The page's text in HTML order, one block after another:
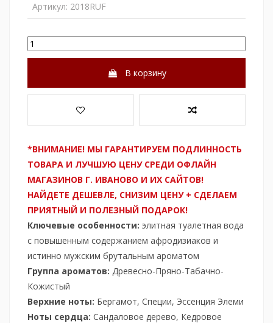
Артикул: 2018RUF
В корзину
*ВНИМАНИЕ! МЫ ГАРАНТИРУЕМ ПОДЛИННОСТЬ
ТОВАРА И ЛУЧШУЮ ЦЕНУ СРЕДИ ОФЛАЙН
МАГАЗИНОВ Г. ИВАНОВО И ИХ САЙТОВ!
НАЙДЕТЕ ДЕШЕВЛЕ, СНИЗИМ ЦЕНУ + СДЕЛАЕМ
ПРИЯТНЫЙ И ПОЛЕЗНЫЙ ПОДАРОК!
Ключевые особенности: элитная туалетная вода
с повышенным содержанием афродизиаков и
истинно мужским брутальным ароматом
Группа ароматов: Древесно-Пряно-Табачно-
Кожистый
Верхние ноты: Бергамот, Специи, Эссенция Элеми
Ноты сердца: Сандаловое дерево, Кедровое